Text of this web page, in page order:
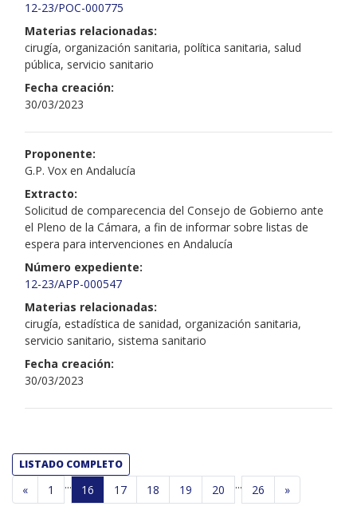
12-23/POC-000775
Materias relacionadas:
cirugía, organización sanitaria, política sanitaria, salud
pública, servicio sanitario
Fecha creación:
30/03/2023
Proponente:
G.P. Vox en Andalucía
Extracto:
Solicitud de comparecencia del Consejo de Gobierno ante
el Pleno de la Cámara, a fin de informar sobre listas de
espera para intervenciones en Andalucía
Número expediente:
12-23/APP-000547
Materias relacionadas:
cirugía, estadística de sanidad, organización sanitaria,
servicio sanitario, sistema sanitario
Fecha creación:
30/03/2023
LISTADO COMPLETO
« 1 ... 16 17 18 19 20 ... 26 »